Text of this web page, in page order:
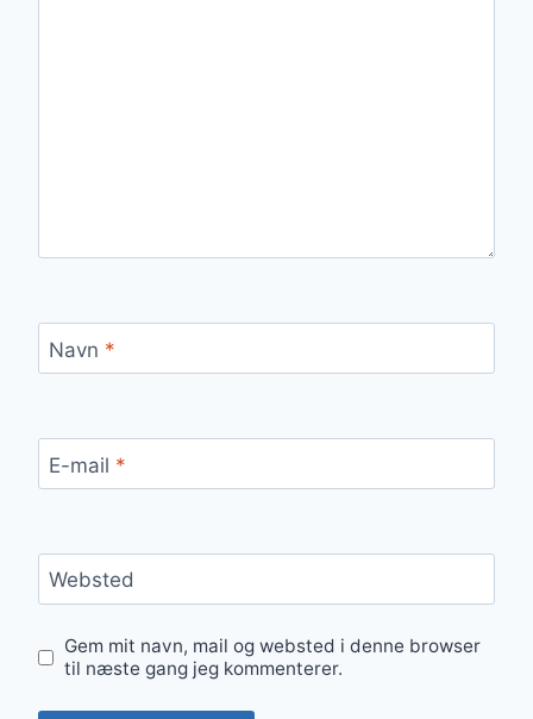
Navn *
E-mail *
Websted
Gem mit navn, mail og websted i denne browser
til næste gang jeg kommenterer.